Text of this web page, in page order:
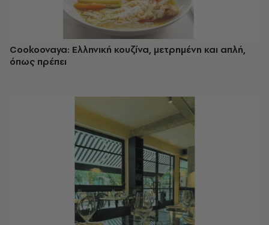
Cookoovaya: Ελληνική κουζίνα, μετρημένη και απλή,
όπως πρέπει